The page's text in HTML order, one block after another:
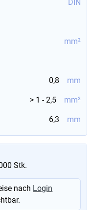
DIN
mm²
0,8 mm
> 1 - 2,5 mm²
6,3 mm
Stk.
nach Login